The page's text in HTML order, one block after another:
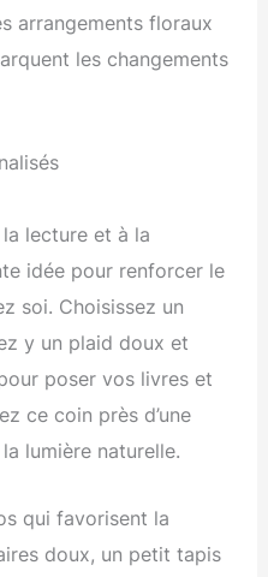
arrangements floraux
les changements
lecture et à la
idée pour renforcer le
soi. Choisissez un
y un plaid doux et
poser vos livres et
ce coin près d’une
lumière naturelle.
qui favorisent la
doux, un petit tapis